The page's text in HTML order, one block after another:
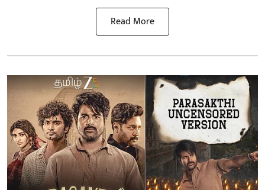
Read More